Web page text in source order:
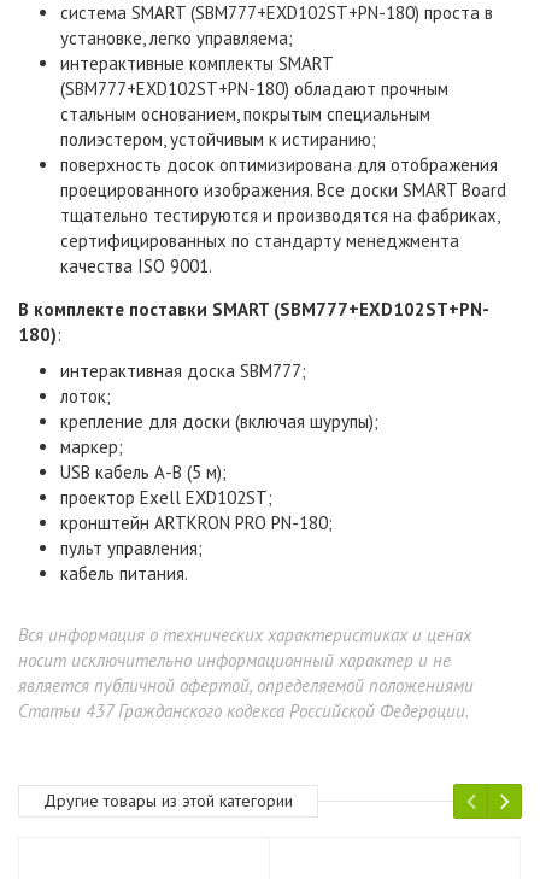
система SMART (SBM777+EXD102ST+PN-180) проста в
установке, легко управляема;
интерактивные комплекты SMART
(SBM777+EXD102ST+PN-180) обладают прочным
стальным основанием, покрытым специальным
полиэстером, устойчивым к истиранию;
поверхность досок оптимизирована для отображения
проецированного изображения. Все доски SMART Board
тщательно тестируются и производятся на фабриках,
сертифицированных по стандарту менеджмента
качества ISO 9001.
В комплекте поставки SMART (SBM777+EXD102ST+PN-
180):
интерактивная доска SBM777;
лоток;
крепление для доски (включая шурупы);
маркер;
USB кабель А-B (5 м);
проектор Exell EXD102ST;
кронштейн ARTKRON PRO PN-180;
пульт управления;
кабель питания.
Вся информация о технических характеристиках и ценах
носит исключительно информационный характер и не
является публичной офертой, определяемой положениями
Статьи 437 Гражданского кодекса Российской Федерации.
Другие товары из этой категории